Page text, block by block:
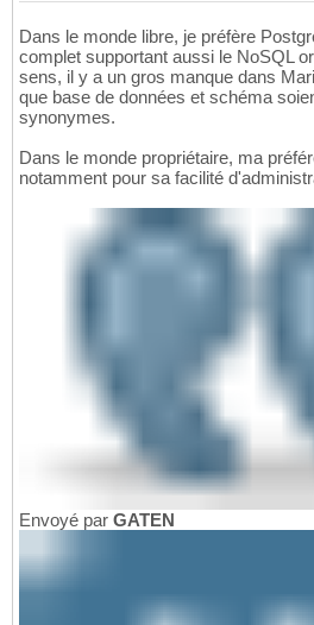
Dans le monde libre, je préfère
complet supportant aussi le NoSQL
sens, il y a un gros manque dans
que base de données et schéma
synonymes.
Dans le monde propriétaire, ma
notamment pour sa facilité
Envoyé par GATEN